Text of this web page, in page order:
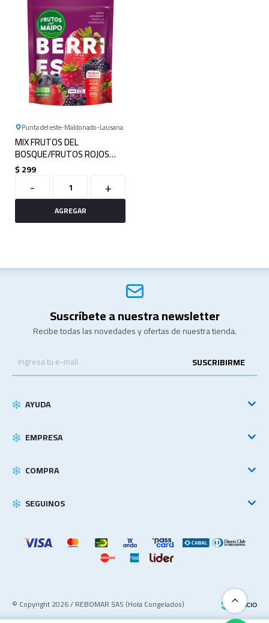
Punta del este Maldonado Lausana
MIX FRUTOS DEL
BOSQUE/FRUTOS ROJOS
400GR
$299
- +
Suscríbete a nuestra newsletter
Recibe todas las novedades y ofertas de nuestra tienda.
SUSCRIBIRME
AYUDA
EMPRESA
COMPRA
SEGUINOS
© Copyright 2026 / REBOMAR SAS (Hola Congelados)